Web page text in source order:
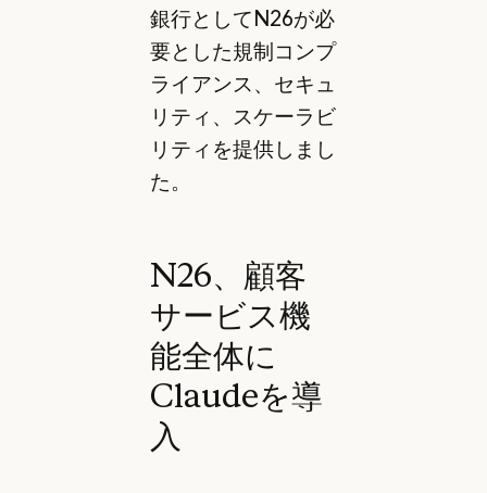
銀行としてN26が必
要とした規制コンプ
ライアンス、セキュ
リティ、スケーラビ
リティを提供しまし
た。
N26、顧客
サービス機
能全体に
Claudeを導
入